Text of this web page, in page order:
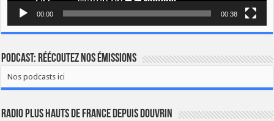
00:00 00:38
Podcast: Réécoutez nos émissions
Nos podcasts ici
Radio Plus Hauts de France depuis Douvrin